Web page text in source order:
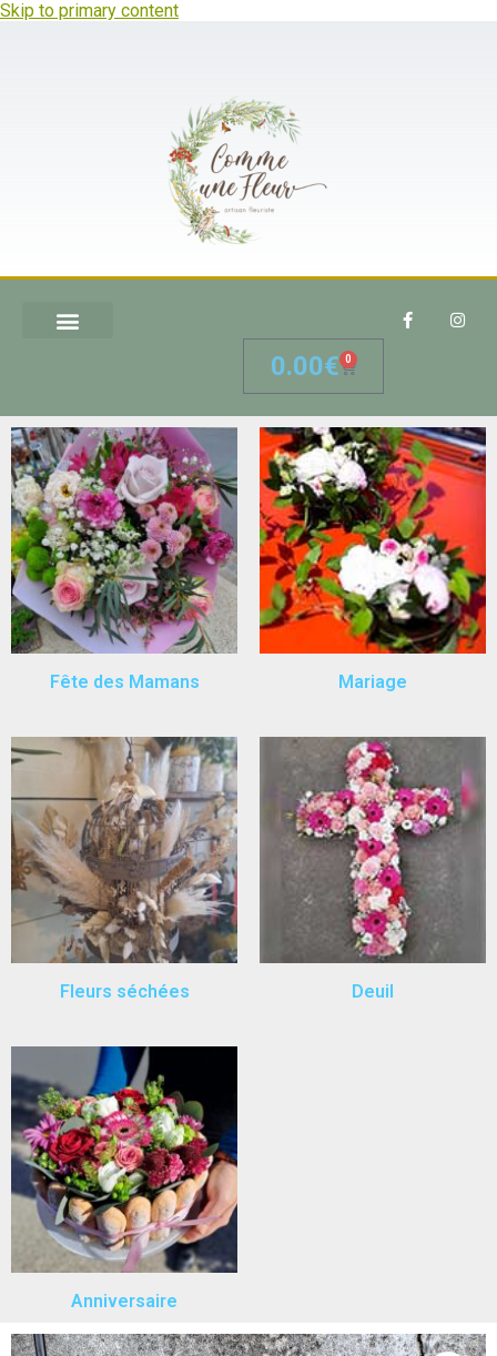
Skip to primary content
0.00€ 0
Fête des Mamans Mariage
Fleurs séchées Deuil
Anniversaire